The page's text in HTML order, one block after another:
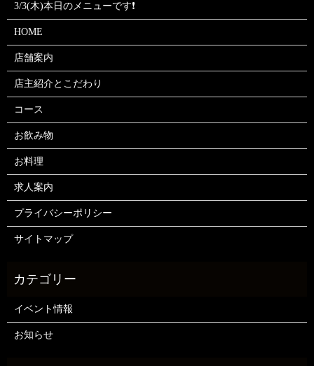
3/3(木)本日のメニューです❗
HOME
店舗案内
店主紹介とこだわり
コース
お飲み物
お料理
求人案内
プライバシーポリシー
サイトマップ
イベント情報
お知らせ